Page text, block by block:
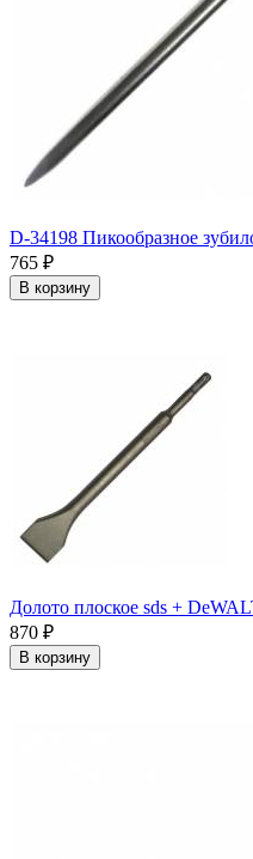
D-34198 Пикообразное
765 ₽
В корзину
Долото плоское sds +
870 ₽
В корзину